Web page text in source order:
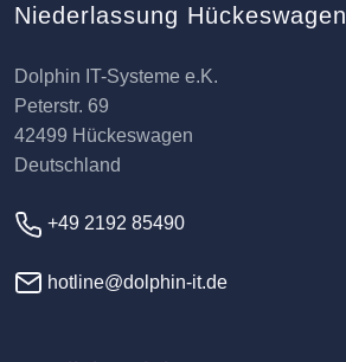
Niederlassung Hückeswagen
Dolphin IT-Systeme e.K.
Peterstr. 69
42499 Hückeswagen
Deutschland
+49 2192 85490
hotline@dolphin-it.de